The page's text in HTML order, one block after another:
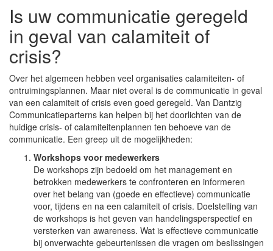
Is uw communicatie geregeld
in geval van calamiteit of
crisis?
Over het algemeen hebben veel organisaties calamiteiten- of
ontruimingsplannen. Maar niet overal is de communicatie in geval
van een calamiteit of crisis even goed geregeld. Van Dantzig
Communicatieparterns kan helpen bij het doorlichten van de
huidige crisis- of calamiteitenplannen ten behoeve van de
communicatie. Een greep uit de mogelijkheden:
Workshops voor medewerkers
De workshops zijn bedoeld om het management en
betrokken medewerkers te confronteren en informeren
over het belang van (goede en effectieve) communicatie
voor, tijdens en na een calamiteit of crisis. Doelstelling van
de workshops is het geven van handelingsperspectief en
versterken van awareness. Wat is effectieve communicatie
bij onverwachte gebeurtenissen die vragen om beslissingen